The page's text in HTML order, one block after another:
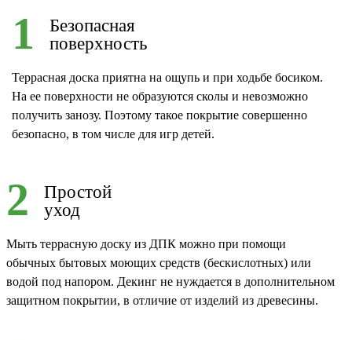
1
Безопасная
поверхность
Террасная доска приятна на ощупь и при ходьбе босиком.
На ее поверхности не образуются сколы и невозможно
получить занозу. Поэтому такое покрытие совершенно
безопасно, в том числе для игр детей.
2
Простой
уход
Мыть террасную доску из ДПК можно при помощи
обычных бытовых моющих средств (бескислотных) или
водой под напором. Декинг не нуждается в дополнительном
защитном покрытии, в отличие от изделий из древесины.